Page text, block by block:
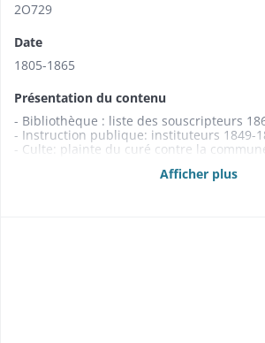
2O729
Date
1805-1865
Présentation du contenu
- Bibliothèque : liste des souscripteurs
- Instruction publique: instituteurs 1849-
- Culte: plainte du curé contre la
Afficher plus